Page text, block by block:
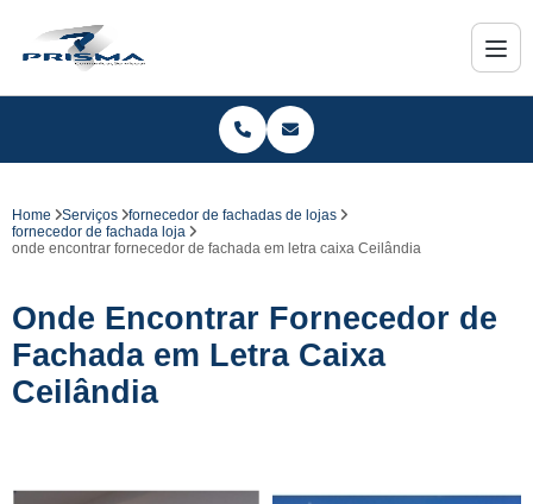
Home Serviços
fornecedor de fachadas de lojas
fornecedor de fachada loja
onde encontrar fornecedor de fachada em letra caixa Ceilândia
Onde Encontrar Fornecedor de
Fachada em Letra Caixa
Ceilândia